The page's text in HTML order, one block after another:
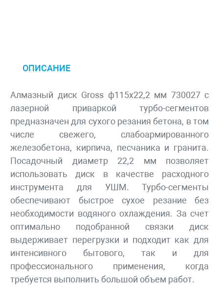
ОПИСАНИЕ
Алмазный диск Gross ф115х22,2 мм 730027 с
лазерной приваркой турбо-сегментов
предназначен для сухого резания бетона, в том
числе свежего, слабоармированного
железобетона, кирпича, песчаника и гранита.
Посадочный диаметр 22,2 мм позволяет
использовать диск в качестве расходного
инструмента для УШМ. Турбо-сегменты
обеспечивают быстрое сухое резание без
необходимости водяного охлаждения. За счет
оптимально подобранной связки диск
выдерживает перегрузки и подходит как для
интенсивного бытового, так и для
профессионального применения, когда
требуется выполнить большой объем работ.